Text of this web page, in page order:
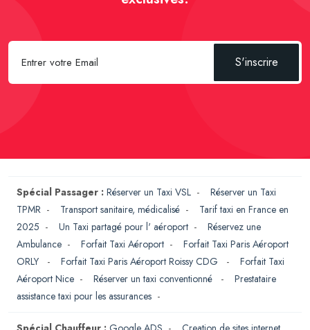
S'inscrire
Spécial Passager : Réserver un Taxi VSL - Réserver un Taxi
TPMR - Transport sanitaire, médicalisé - Tarif taxi en France en
2025 - Un Taxi partagé pour l' aéroport - Réservez une
Ambulance - Forfait Taxi Aéroport - Forfait Taxi Paris Aéroport
ORLY
- Forfait Taxi Paris Aéroport Roissy CDG - Forfait Taxi
Aéroport Nice - Réserver un taxi conventionné - Prestataire
assistance taxi pour les assurances -